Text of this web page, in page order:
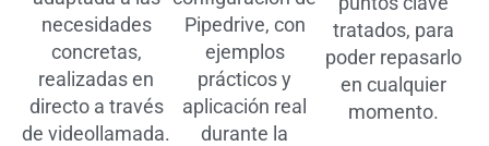
necesidades
concretas,
realizadas en
directo a través
de videollamada.
Pipedrive, con
ejemplos
prácticos y
aplicación real
durante la
tratados, para
poder repasarlo
en cualquier
momento.